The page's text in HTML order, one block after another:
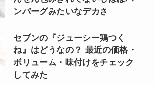
ンバーグみたいなデカさ
セブンの『ジューシー鶏つく
ね』はどうなの？ 最近の価格・
ボリューム・味付けをチェック
してみた